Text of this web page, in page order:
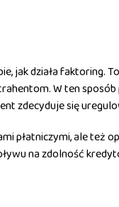
jak działa faktoring.
W ten
zdecyduje się
płatniczymi, ale też
na zdolność